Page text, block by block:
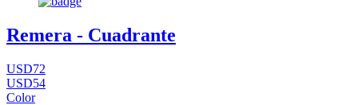
Remera - Cuadrante
USD72
USD54
Color